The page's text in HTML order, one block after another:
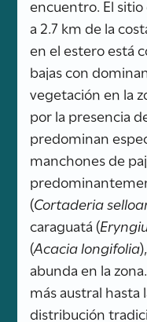
encuentro. El
a 2.7 km de la
en el estero está
bajas con
vegetación en la
por la presencia
predominan
manchones de
(Cortaderia
caraguatá (
(Acacia longifolia
abunda en la
más austral hasta
distribución